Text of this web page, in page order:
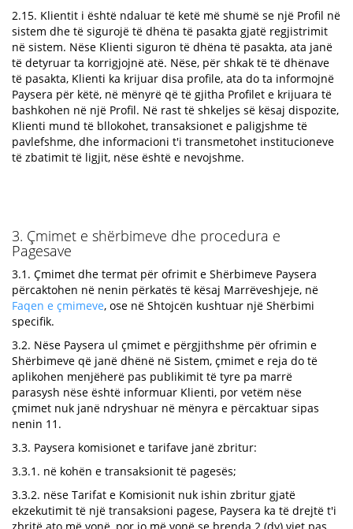
2.15. Klientit i është ndaluar të ketë më shumë se një Profil në
sistem dhe të sigurojë të dhëna të pasakta gjatë regjistrimit
në sistem. Nëse Klienti siguron të dhëna të pasakta, ata janë
të detyruar ta korrigjojnë atë. Nëse, për shkak të të dhënave
të pasakta, Klienti ka krijuar disa profile, ata do ta informojnë
Paysera për këtë, në mënyrë që të gjitha Profilet e krijuara të
bashkohen në një Profil. Në rast të shkeljes së kësaj dispozite,
Klienti mund të bllokohet, transaksionet e paligjshme të
pavlefshme, dhe informacioni t'i transmetohet institucioneve
të zbatimit të ligjit, nëse është e nevojshme.
3. Çmimet e shërbimeve dhe procedura e
Pagesave
3.1. Çmimet dhe termat për ofrimit e Shërbimeve Paysera
përcaktohen në nenin përkatës të kësaj Marrëveshjeje, në
Faqen e çmimeve, ose në Shtojcën kushtuar një Shërbimi
specifik.
3.2. Nëse Paysera ul çmimet e përgjithshme për ofrimin e
Shërbimeve që janë dhënë në Sistem, çmimet e reja do të
aplikohen menjëherë pas publikimit të tyre pa marrë
parasysh nëse është informuar Klienti, por vetëm nëse
çmimet nuk janë ndryshuar në mënyra e përcaktuar sipas
nenin 11.
3.3. Paysera komisionet e tarifave janë zbritur:
3.3.1. në kohën e transaksionit të pagesës;
3.3.2. nëse Tarifat e Komisionit nuk ishin zbritur gjatë
ekzekutimit të një transaksioni pagese, Paysera ka të drejtë t'i